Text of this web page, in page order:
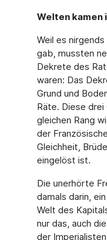
Welten kamen
Weil es
gab, mussten
Dekrete des
waren: Das
Grund und
Räte. Diese
gleichen Rang
der
Gleichheit,
eingelöst ist.
Die unerhörte
damals darin,
Welt des
nur das, auch
der